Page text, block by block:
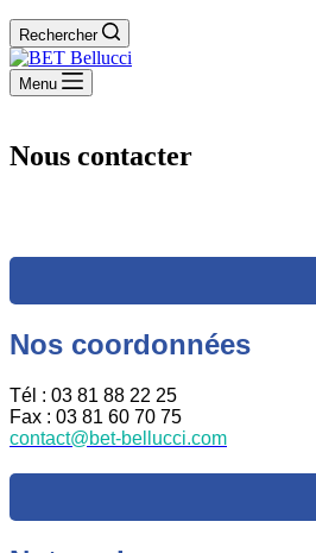
Rechercher
Menu
Nous contacter
Nos coordonnées
Tél : 03 81 88 22 25
Fax : 03 81 60 70 75
contact@bet-bellucci.com